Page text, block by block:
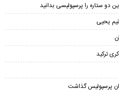
دو ستاره را پرسپولیسی بدانید
یحیی
ترکید
پرسپولیس گذاشت